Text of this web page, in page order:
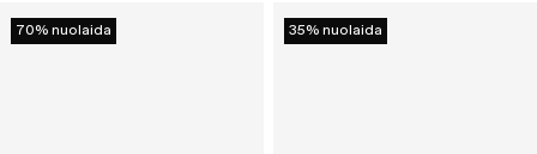
70% nuolaida 35% nuolaida